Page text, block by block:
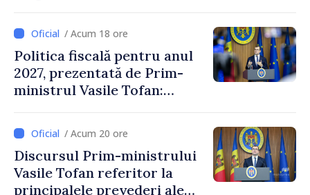
/ Acum 18 ore
Politica fiscală pentru anul
2027, prezentată de Prim-
ministrul Vasile Tofan:
stimularea investițiilor și o
taxare mai echitabilă
/ Acum 20 ore
Discursul Prim-ministrului
Vasile Tofan referitor la
principalele prevederi ale